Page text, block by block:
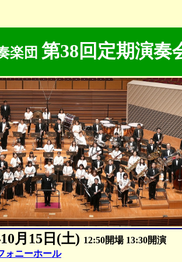
楽団 第38回定期演奏
月15日(土) 12:50開場 13:30開演
ォニーホール